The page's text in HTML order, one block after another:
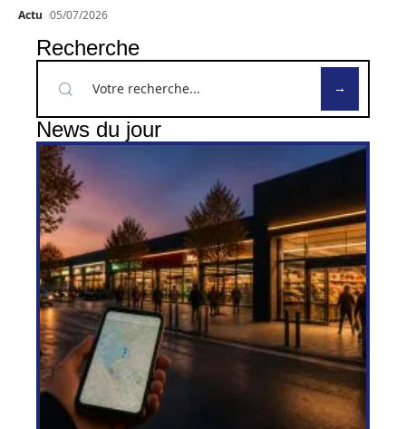
Actu 05/07/2026
Recherche
News du jour